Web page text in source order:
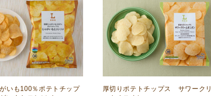
いも100％ポテトチップ
厚切りポテトチップス サワークリ